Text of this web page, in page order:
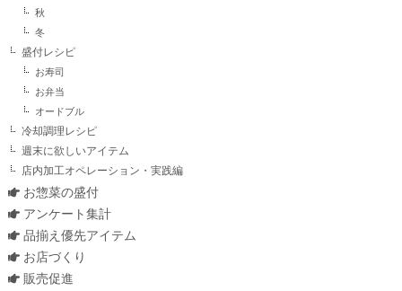
秋
冬
盛付レシピ
お寿司
お弁当
オードブル
冷却調理レシピ
週末に欲しいアイテム
店内加工オペレーション・実践編
お惣菜の盛付
アンケート集計
品揃え優先アイテム
お店づくり
販売促進